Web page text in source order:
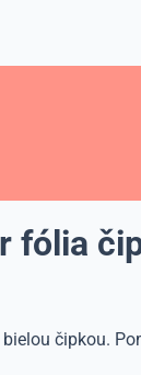
fólia
čipkou.